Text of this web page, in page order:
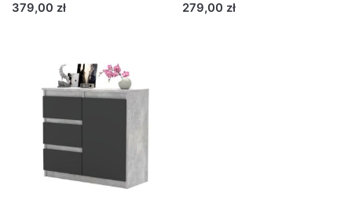
379,00 zł 279,00 zł